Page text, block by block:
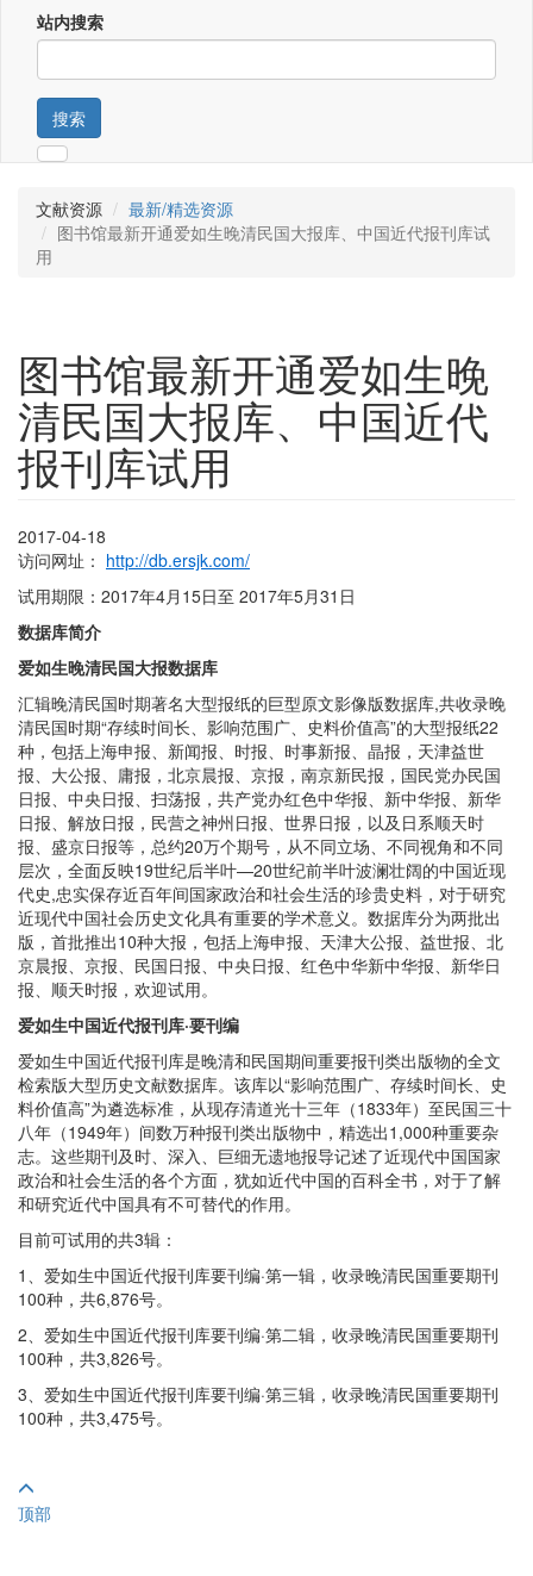
站内搜索
搜索
文献资源
最新/精选资源
图书馆最新开通爱如生晚清民国大报库、中国近代报刊库试
用
图书馆最新开通爱如生晚
清民国大报库、中国近代
报刊库试用
2017-04-18
访问网址： http://db.ersjk.com/
试用期限：2017年4月15日至 2017年5月31日
数据库简介
爱如生晚清民国大报数据库
汇辑晚清民国时期著名大型报纸的巨型原文影像版数据库,共收录晚
清民国时期“存续时间长、影响范围广、史料价值高”的大型报纸22
种，包括上海申报、新闻报、时报、时事新报、晶报，天津益世
报、大公报、庸报，北京晨报、京报，南京新民报，国民党办民国
日报、中央日报、扫荡报，共产党办红色中华报、新中华报、新华
日报、解放日报，民营之神州日报、世界日报，以及日系顺天时
报、盛京日报等，总约20万个期号，从不同立场、不同视角和不同
层次，全面反映19世纪后半叶—20世纪前半叶波澜壮阔的中国近现
代史,忠实保存近百年间国家政治和社会生活的珍贵史料，对于研究
近现代中国社会历史文化具有重要的学术意义。数据库分为两批出
版，首批推出10种大报，包括上海申报、天津大公报、益世报、北
京晨报、京报、民国日报、中央日报、红色中华新中华报、新华日
报、顺天时报，欢迎试用。
爱如生中国近代报刊库·要刊编
爱如生中国近代报刊库是晚清和民国期间重要报刊类出版物的全文
检索版大型历史文献数据库。该库以“影响范围广、存续时间长、史
料价值高”为遴选标准，从现存清道光十三年（1833年）至民国三十
八年（1949年）间数万种报刊类出版物中，精选出1,000种重要杂
志。这些期刊及时、深入、巨细无遗地报导记述了近现代中国国家
政治和社会生活的各个方面，犹如近代中国的百科全书，对于了解
和研究近代中国具有不可替代的作用。
目前可试用的共3辑：
1、爱如生中国近代报刊库要刊编·第一辑，收录晚清民国重要期刊
100种，共6,876号。
2、爱如生中国近代报刊库要刊编·第二辑，收录晚清民国重要期刊
100种，共3,826号。
3、爱如生中国近代报刊库要刊编·第三辑，收录晚清民国重要期刊
100种，共3,475号。
顶部